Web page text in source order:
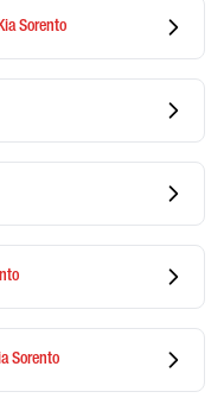
KiaSorento
Sorento